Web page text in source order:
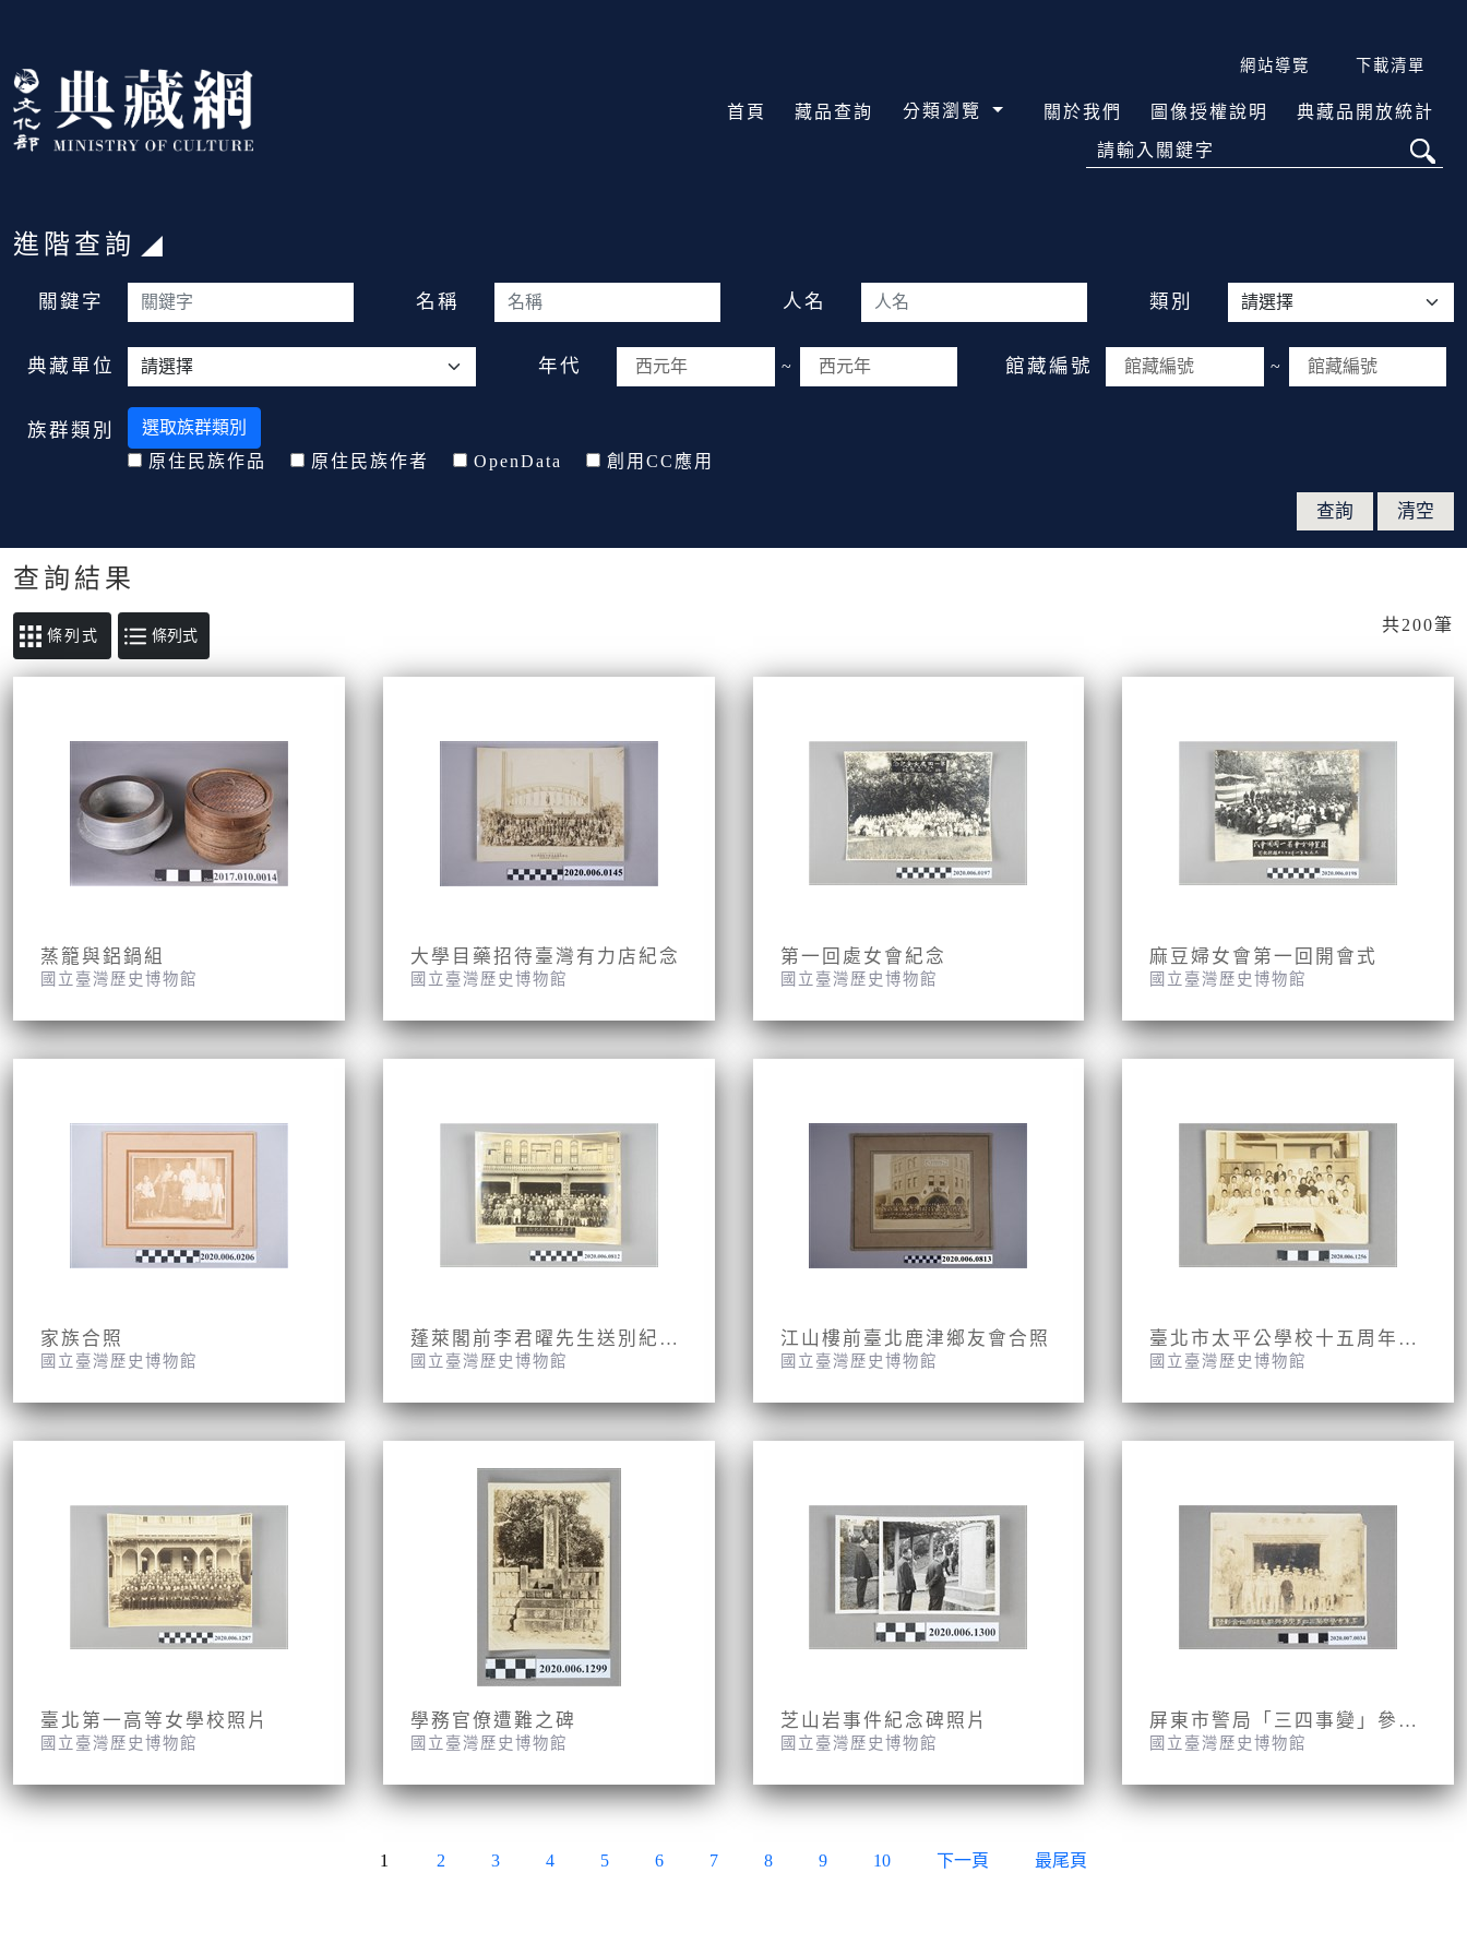
:::
網站導覽 下載清單
首頁 藏品查詢 分類瀏覽 關於我們 圖像授權說明 典藏品開放統計
請輸入關鍵字
:::
進階查詢
關鍵字 名稱 人名 類別
典藏單位 年代 ~ 館藏編號 ~
族群類別
選取族群類別
原住民族作品
原住民族作者 OpenData 創用CC應用
查詢結果
條列式
共200筆
蒸籠與鋁鍋組
國立臺灣歷史博物館
大學目藥招待臺灣有力店紀念
國立臺灣歷史博物館
第一回處女會紀念
國立臺灣歷史博物館
麻豆婦女會第一回開會式
國立臺灣歷史博物館
家族合照
國立臺灣歷史博物館
蓬萊閣前李君曜先生送別紀念攝影合照
國立臺灣歷史博物館
江山樓前臺北鹿津鄉友會合照
國立臺灣歷史博物館
臺北市太平公學校十五周年紀念攝影(昭和九年九月九日)
國立臺灣歷史博物館
臺北第一高等女學校照片
國立臺灣歷史博物館
學務官僚遭難之碑
國立臺灣歷史博物館
芝山岩事件紀念碑照片
國立臺灣歷史博物館
屏東市警局「三四事變」參與戡亂人員合影照片
國立臺灣歷史博物館
1 2 3 4 5 6 7 8 9 10 下一頁 最尾頁